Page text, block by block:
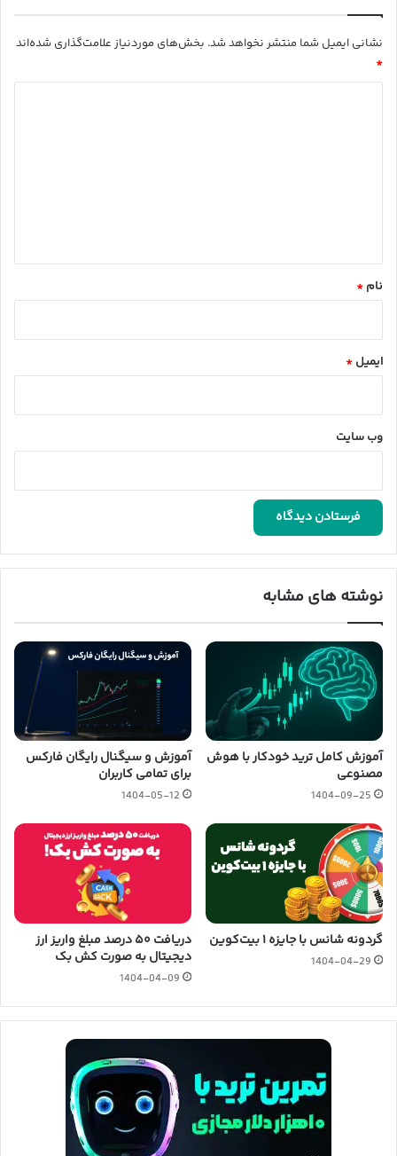
نشانی ایمیل شما منتشر نخواهد شد. بخش‌های موردنیاز علامت‌گذاری شده‌اند
*
نام *
ایمیل *
وب‌ سایت
نوشته های مشابه
آموزش کامل ترید خودکار با هوش
مصنوعی
1404-09-25
آموزش و سیگنال رایگان فارکس
برای تمامی کاربران
1404-05-12
گردونه شانس با جایزه ۱ بیت‌کوین
1404-04-29
دریافت ۵۰ درصد مبلغ واریز ارز
دیجیتال به صورت کش بک
1404-04-09